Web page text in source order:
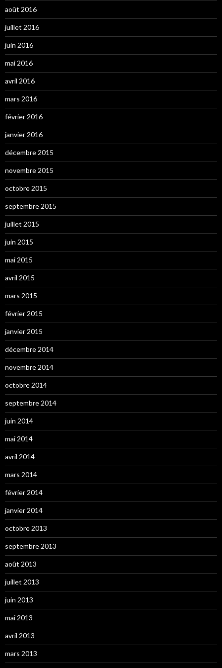
août 2016
juillet 2016
juin 2016
mai 2016
avril 2016
mars 2016
février 2016
janvier 2016
décembre 2015
novembre 2015
octobre 2015
septembre 2015
juillet 2015
juin 2015
mai 2015
avril 2015
mars 2015
février 2015
janvier 2015
décembre 2014
novembre 2014
octobre 2014
septembre 2014
juin 2014
mai 2014
avril 2014
mars 2014
février 2014
janvier 2014
octobre 2013
septembre 2013
août 2013
juillet 2013
juin 2013
mai 2013
avril 2013
mars 2013